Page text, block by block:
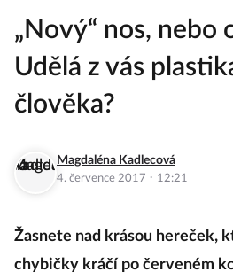
„Nový“ nos, nebo
Udělá z vás
člověka?
Magdaléna Kadlecová
4. července 2017 · 12:21
Žasnete nad krásou hereček,
chybičky kráčí po červeném